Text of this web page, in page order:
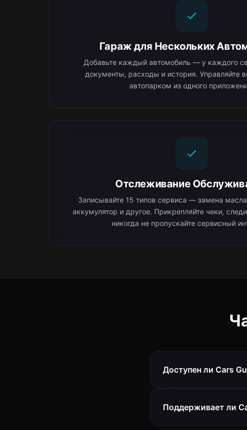
Гараж для Нескольких
Добавьте каждый автомобиль — у каждого
документы, расходы и история. Управляйте
автопарком из одного
Отслеживание
Записывайте 15 типов сервиса — замена
аккумулятор и другое. Прикрепляйте чеки,
никогда не пропускайте сервисный
Доступен ли Cars
Поддерживает ли